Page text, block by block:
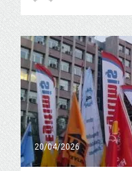
20/04/2026